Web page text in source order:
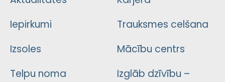
Iepirkumi
Izsoles
Telpu noma
Trauksmes celšana
Mācību centrs
Izglāb dzīvību –